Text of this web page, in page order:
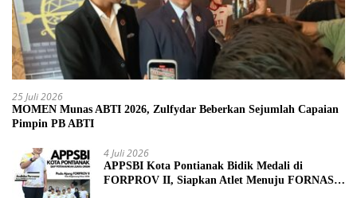
25 Juli 2026
MOMEN Munas ABTI 2026, Zulfydar Beberkan Sejumlah Capaian
Pimpin PB ABTI
4 Juli 2026
APPSBI Kota Pontianak Bidik Medali di
FORPROV II, Siapkan Atlet Menuju FORNAS